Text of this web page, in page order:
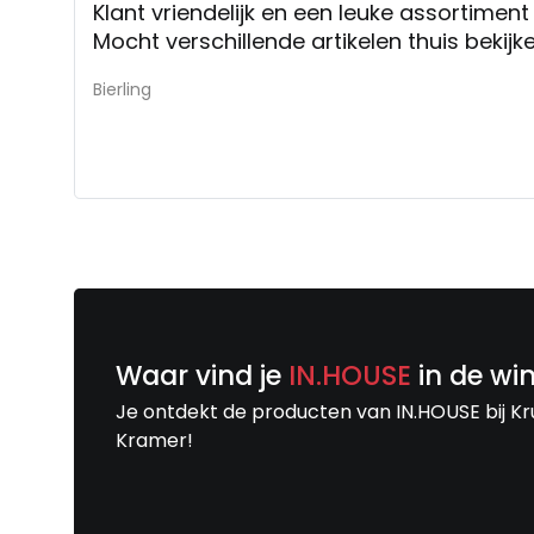
Klant vriendelijk en een leuke assortiment
Mocht verschillende artikelen thuis
Bierling
Waar vind je IN.HOUSE in de
Je ontdekt de producten van IN.HOUSE bij
Kramer!